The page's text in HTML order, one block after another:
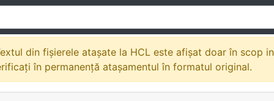
din fișierele atașate la HCL este afișat doar în scop
în permanență atașamentul în formatul original.